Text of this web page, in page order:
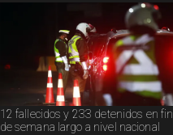
12 fallecidos y 233 detenidos en fin
de semana largo a nivel nacional